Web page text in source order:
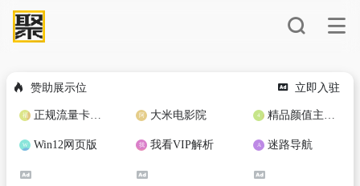
赞助展示位 立即入驻
正规流量卡免费加盟合作 大米电影院 精品颜值主播定制
Win12网页版 我看VIP解析 迷路导航